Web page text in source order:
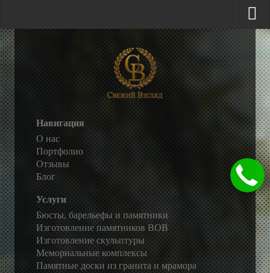
Навигация
О нас
Портфолио
Отзывы
Блог
Услуги
Бюсты, барельефы и памятники
Изготовление памятников ВОВ
Изготовление скульптуры
Мемориальные комплексы
Памятные доски из гранита и мрамора